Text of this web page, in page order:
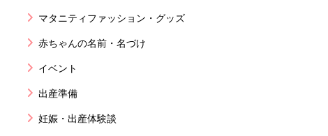
マタニティファッション・グッズ
赤ちゃんの名前・名づけ
イベント
出産準備
妊娠・出産体験談